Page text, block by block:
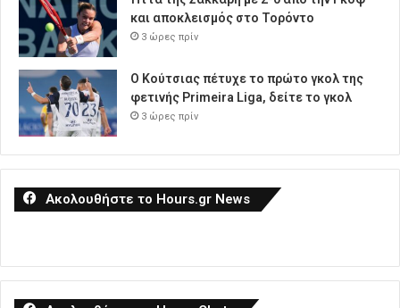
και αποκλεισμός στο Τορόντο
3 ώρες πρίν
Ο Κούτσιας πέτυχε το πρώτο γκολ της
φετινής Primeira Liga, δείτε το γκολ
3 ώρες πρίν
Ακολουθήστε το Hours.gr News